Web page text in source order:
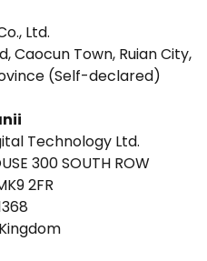
Ltd.
Caocun Town, Ruian City,
(Self-declared)
Technology Ltd.
300 SOUTH ROW
2FR